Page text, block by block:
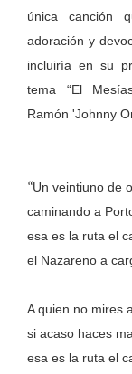
única canción
adoración y
incluiría en su
tema “El
Ramón 'Johnny
“Un veintiuno de
caminando a
esa es la ruta el
el Nazareno a
A quien no mires
si acaso haces
esa es la ruta el